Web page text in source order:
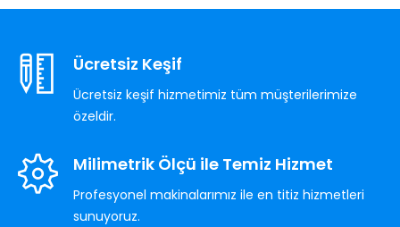
Ücretsiz Keşif
Ücretsiz keşif hizmetimiz tüm müşterilerimize
özeldir.
Milimetrik Ölçü ile Temiz Hizmet
Profesyonel makinalarımız ile en titiz hizmetleri
sunuyoruz.